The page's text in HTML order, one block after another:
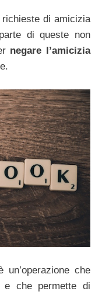
di amicizia
di queste non
negare l’amicizia
un’operazione che
e che permette di